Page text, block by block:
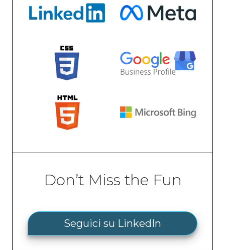
Don’t Miss the Fun
Seguici su LinkedIn